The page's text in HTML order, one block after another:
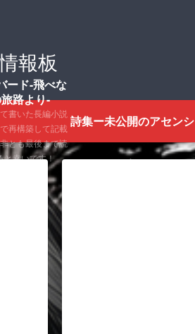
報板
ード-飛べな
路より-
書いた長編小説
再構築して記載
とも最後まで読
と幸いです！
詩集ー未公開のアセンシ
ョンたちー